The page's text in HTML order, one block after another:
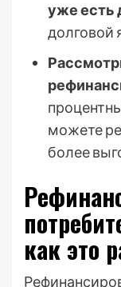
уже есть
долговой
можете
более
как это